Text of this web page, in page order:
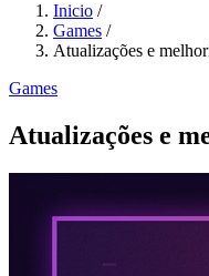
Inicio /
Games /
Atualizações e
Games
Atualizações e